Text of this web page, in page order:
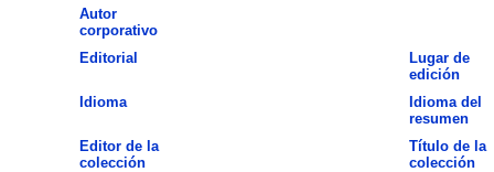
Autor
corporativo
Editorial
Lugar de
edición
Idioma
Idioma del
resumen
Editor de la
colección
Título de la
colección